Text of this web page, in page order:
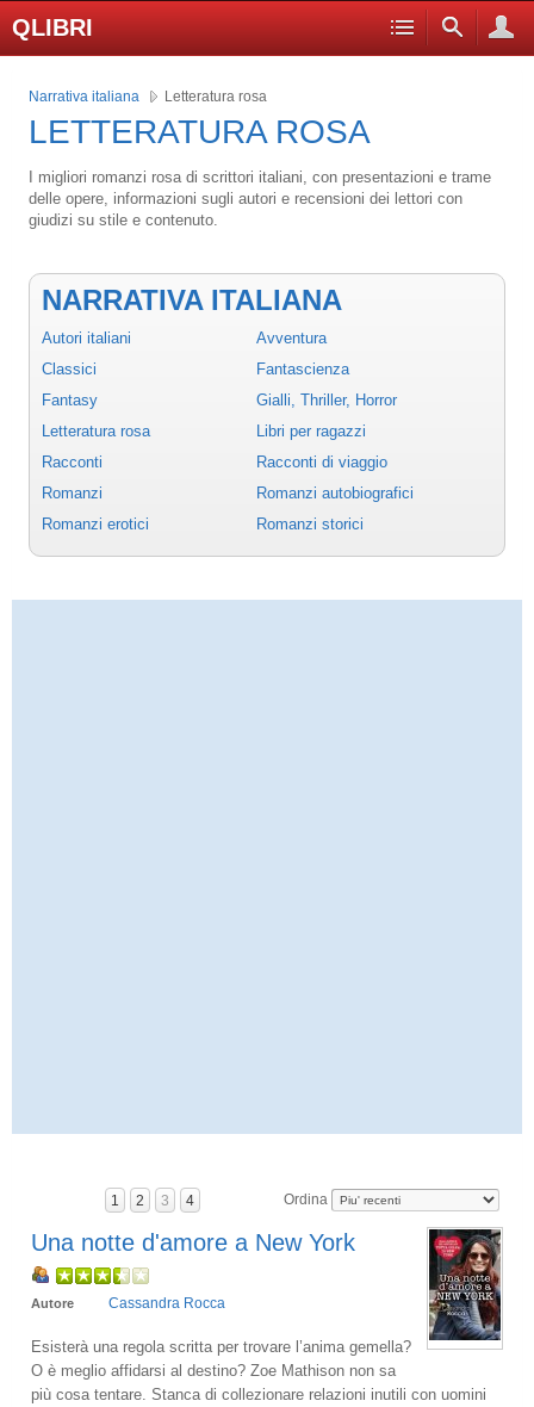
QLIBRI
Narrativa italiana Letteratura rosa
LETTERATURA ROSA
I migliori romanzi rosa di scrittori italiani, con presentazioni e trame
delle opere, informazioni sugli autori e recensioni dei lettori con
giudizi su stile e contenuto.
NARRATIVA ITALIANA
Autori italiani
Avventura
Classici
Fantascienza
Fantasy
Gialli, Thriller, Horror
Letteratura rosa
Libri per ragazzi
Racconti
Racconti di viaggio
Romanzi
Romanzi autobiografici
Romanzi erotici
Romanzi storici
1 2 3 4 Ordina
Una notte d'amore a New York
Autore Cassandra Rocca
Esisterà una regola scritta per trovare l’anima gemella?
O è meglio affidarsi al destino? Zoe Mathison non sa
più cosa tentare. Stanca di collezionare relazioni inutili con uomini